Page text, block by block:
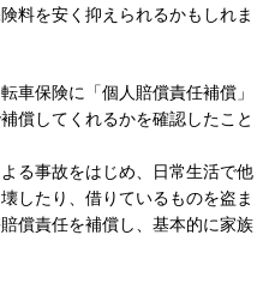
料を安く抑えられるかもしれま
車保険に「個人賠償責任補償」
償してくれるかを確認したこと
る事故をはじめ、日常生活で他
したり、借りているものを盗ま
償責任を補償し、基本的に家族